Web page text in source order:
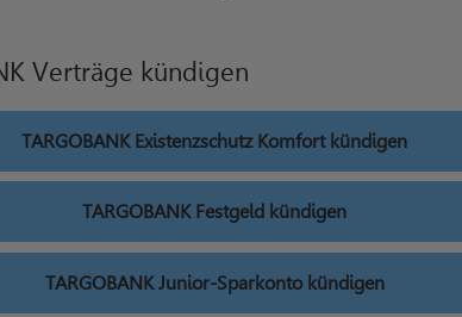
Verträge kündigen
TARGOBANK Existenzschutz Komfort kündigen
TARGOBANK Festgeld kündigen
TARGOBANK Junior-Sparkonto kündigen